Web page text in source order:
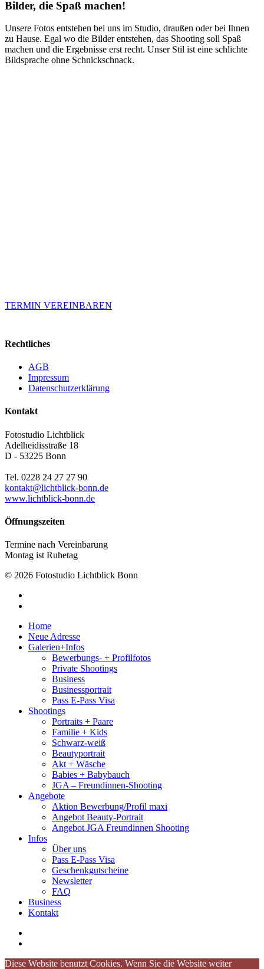
Bilder, die Spaß machen!
Unsere Fotos entstehen bei uns im Studio, draußen oder bei Ihnen
zu Hause. Egal wo die Bilder entstehen, das Shooting soll Spaß
machen und die Ergebnisse erst recht. Unser Stil ist eine schlichte
Bildsprache ohne Schnickschnack.
TERMIN VEREINBAREN
Rechtliches
AGB
Impressum
Datenschutzerklärung
Kontakt
Fotostudio Lichtblick
Adelheidisstraße 18
D - 53225 Bonn
Tel. 0228 24 27 27 90
kontakt@lichtblick-bonn.de
www.lichtblick-bonn.de
Öffnungszeiten
Termine nach Vereinbarung
Montag ist Ruhetag
© 2026 Fotostudio Lichtblick Bonn
Close
Menu
Home
Neue Adresse
Galerien+Infos
Bewerbungs- + Profilfotos
Private Shootings
Business
Businessportrait
Pass E-Pass Visa
Shootings
Portraits + Paare
Familie + Kids
Schwarz-weiß
Beautyportrait
Akt + Wäsche
Babies + Babybauch
JGA – Freundinnen-Shooting
Angebote
Aktion Bewerbung/Profil maxi
Angebot Beauty-Portrait
Angebot JGA Freundinnen Shooting
Infos
Über uns
Pass E-Pass Visa
Geschenkgutscheine
Newsletter
FAQ
Business
Kontakt
Diese Website benutzt Cookies. Wenn Sie die Website weiter